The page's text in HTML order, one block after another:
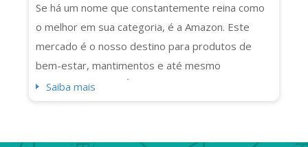
Se há um nome que constantemente reina como
o melhor em sua categoria, é a Amazon. Este
mercado é o nosso destino para produtos de
bem-estar, mantimentos e até mesmo
programas de TV! É a marca em que milhões de
podemos virtualmente (e literalmente) comprar
Saiba mais